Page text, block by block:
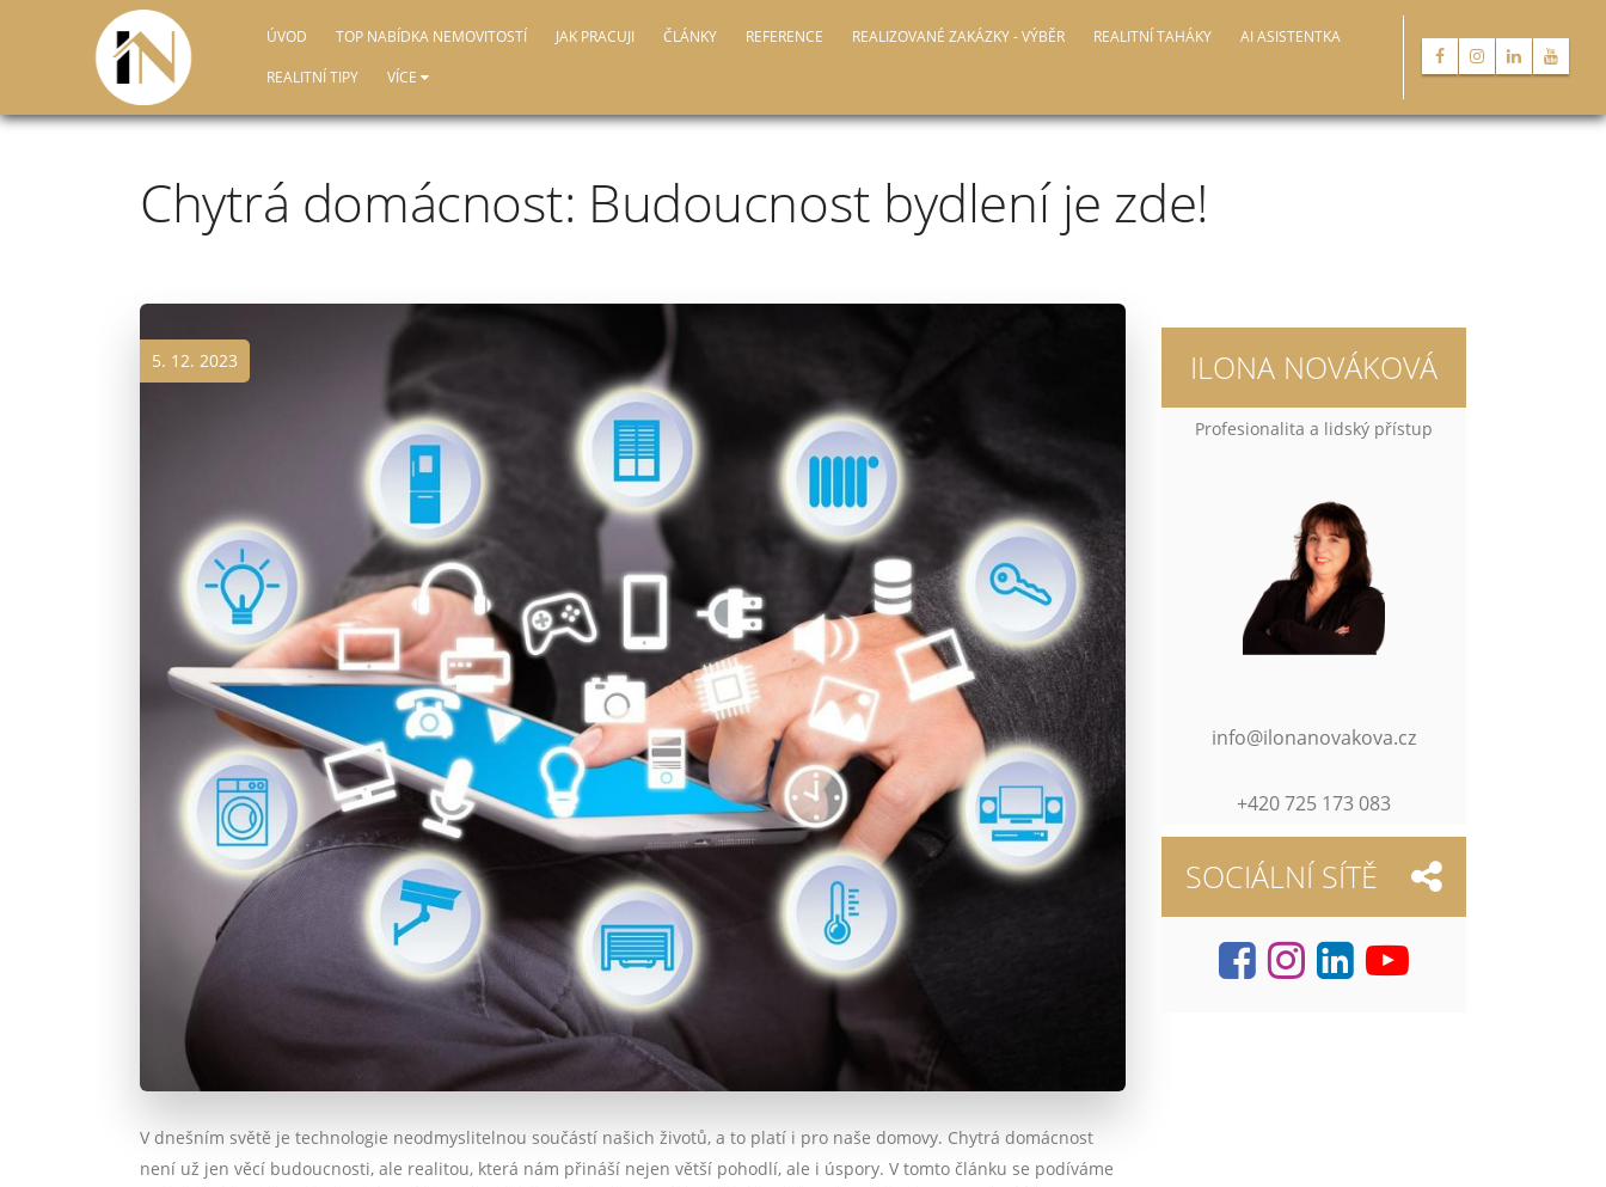
ÚVOD TOP NABÍDKA NEMOVITOSTÍ JAK PRACUJI ČLÁNKY REFERENCE REALIZOVANÉ ZAKÁZKY - VÝBĚR REALITNÍ TAHÁKY
AI ASISTENTKA
REALITNÍ TIPY
VÍCE
Chytrá domácnost: Budoucnost bydlení je zde!
5. 12. 2023
V dnešním světě je technologie neodmyslitelnou součástí našich životů, a to platí i pro naše domovy. Chytrá domácnost
není už jen věcí budoucnosti, ale realitou, která nám přináší nejen větší pohodlí, ale i úspory. V tomto článku se podíváme
ILONA NOVÁKOVÁ
Profesionalita a lidský přístup
info@ilonanovakova.cz
+420 725 173 083
SOCIÁLNÍ SÍTĚ